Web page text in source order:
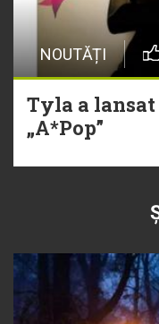
NOUTĂȚI
Tyla a
„A*Pop”